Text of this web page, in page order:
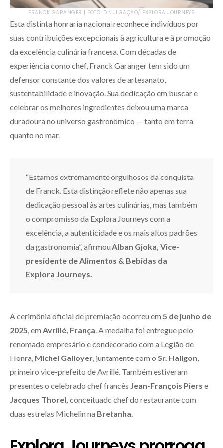
FRANCK GARANGER | FOTO: DIVULGAÇÃO/ EXPLORA JOURNEYS
Esta distinta honraria nacional reconhece indivíduos por
suas contribuições excepcionais à agricultura e à promoção
da excelência culinária francesa. Com décadas de
experiência como chef, Franck Garanger tem sido um
defensor constante dos valores de artesanato,
sustentabilidade e inovação. Sua dedicação em buscar e
celebrar os melhores ingredientes deixou uma marca
duradoura no universo gastronômico — tanto em terra
quanto no mar.
“Estamos extremamente orgulhosos da conquista
de Franck. Esta distinção reflete não apenas sua
dedicação pessoal às artes culinárias, mas também
o compromisso da Explora Journeys com a
excelência, a autenticidade e os mais altos padrões
da gastronomia”, afirmou Alban Gjoka, Vice-
presidente de Alimentos & Bebidas da
Explora Journeys.
A cerimônia oficial de premiação ocorreu em 5 de junho de
2025 , em Avrillé, França . A medalha foi entregue pelo
renomado empresário e condecorado com a Legião de
Honra, Michel Galloyer , juntamente com o Sr. Haligon
primeiro vice-prefeito de Avrillé. Também estiveram
presentes o celebrado chef francês Jean-François Piers e
Jacques Thorel, conceituado chef do restaurante com
duas estrelas Michelin na Bretanha